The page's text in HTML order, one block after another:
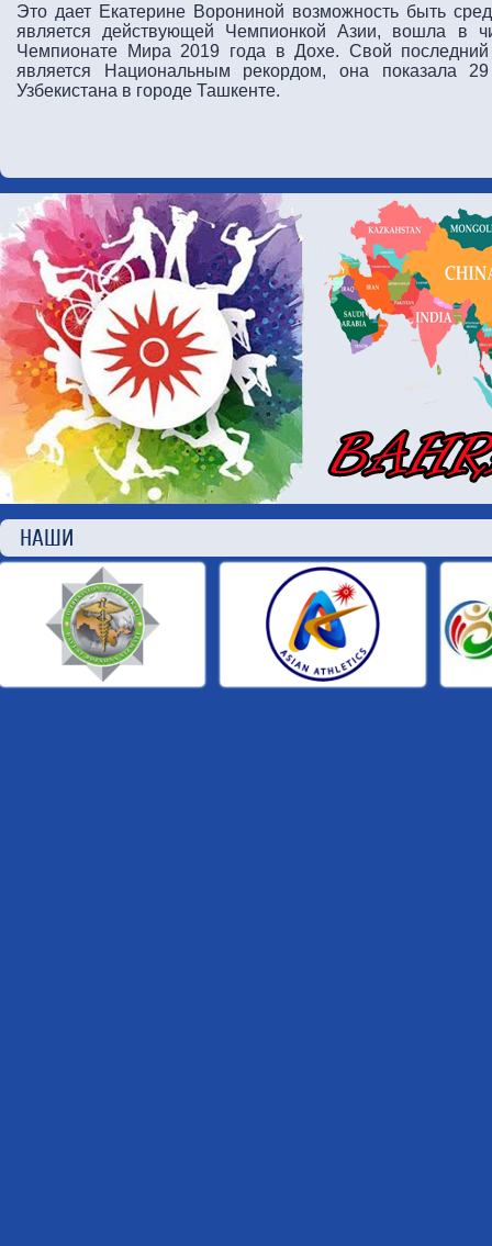
Это дает Екатерине Ворониной возможность быть
является действующей Чемпионкой Азии, вошла в
Чемпионате Мира 2019 года в Дохе. Свой последний
является Национальным рекордом, она показала
Узбекистана в городе Ташкенте.
НАШИ